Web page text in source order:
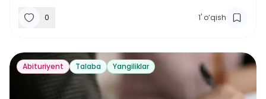
0 1' o‘qish
Abituriyent Talaba Yangiliklar